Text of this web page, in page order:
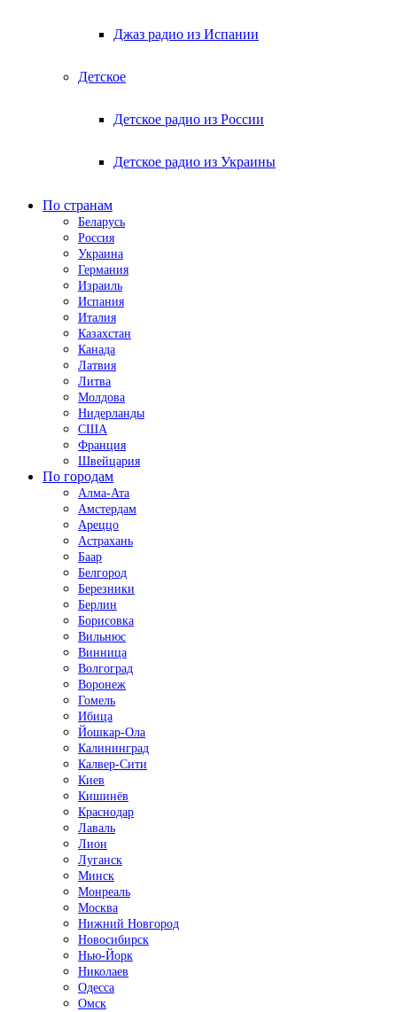
Джаз радио из Испании
Детское
Детское радио из России
Детское радио из Украины
По странам
Беларусь
Россия
Украина
Германия
Израиль
Испания
Италия
Казахстан
Канада
Латвия
Литва
Молдова
Нидерланды
США
Франция
Швейцария
По городам
Алма-Ата
Амстердам
Ареццо
Астрахань
Баар
Белгород
Березники
Берлин
Борисовка
Вильнюс
Винница
Волгоград
Воронеж
Гомель
Ибица
Йошкар-Ола
Калининград
Калвер-Сити
Киев
Кишинёв
Краснодар
Лаваль
Лион
Луганск
Минск
Монреаль
Москва
Нижний Новгород
Новосибирск
Нью-Йорк
Николаев
Одесса
Омск